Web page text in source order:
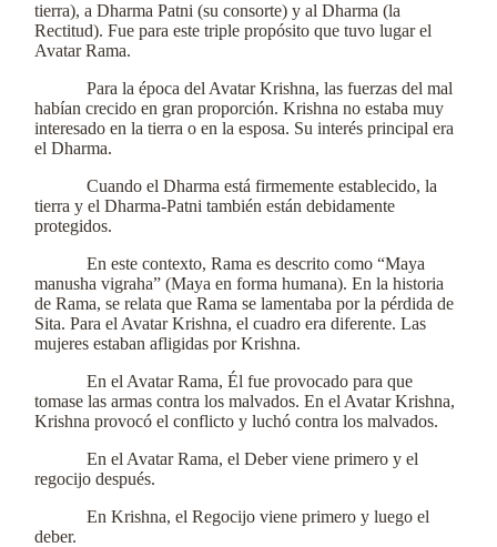
tierra), a Dharma Patni (su consorte) y al Dharma (la
Rectitud). Fue para este triple propósito que tuvo lugar el
Avatar Rama.
Para la época del Avatar Krishna, las fuerzas del mal
habían crecido en gran proporción. Krishna no estaba muy
interesado en la tierra o en la esposa. Su interés principal era
el Dharma.
Cuando el Dharma está firmemente establecido, la
tierra y el Dharma-Patni también están debidamente
protegidos.
En este contexto, Rama es descrito como “Maya
manusha vigraha” (Maya en forma humana). En la historia
de Rama, se relata que Rama se lamentaba por la pérdida de
Sita. Para el Avatar Krishna, el cuadro era diferente. Las
mujeres estaban afligidas por Krishna.
En el Avatar Rama, Él fue provocado para que
tomase las armas contra los malvados. En el Avatar Krishna,
Krishna provocó el conflicto y luchó contra los malvados.
En el Avatar Rama, el Deber viene primero y el
regocijo después.
En Krishna, el Regocijo viene primero y luego el
deber.